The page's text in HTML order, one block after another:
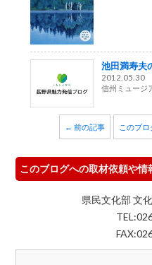
池田満寿夫
2012.05.30
信州ミュージ
← 前の記事 このブ
このブログへの取材依頼や
県民文化部 文